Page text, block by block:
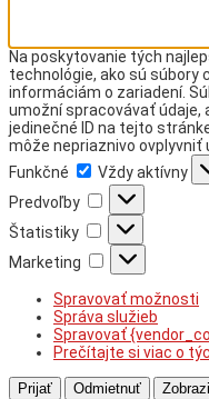
Na poskytovanie tých
technológie, ako sú súbory
informáciám o zariadení.
umožní spracovávať údaje,
jedinečné ID na tejto
môže nepriaznivo
Funkčné
Funkčné
Vždy aktívny
Predvoľby
Predvoľby
Štatistiky
Štatistiky
Marketing
Marketing
Spravovať možnosti
Správa služieb
Spravovať
Prečítajte si viac o
Prijať Odmietnuť